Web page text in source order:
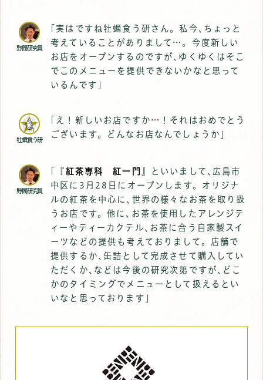
野間研究員
｢実はですね牡蠣食う研さん。私今､ちょっと
考えていることがありまして…。今度新しい
お店をオープンするのですが､ゆくゆくはそこ
でこのメニューを提供できないかなと思って
いるんです｣
牡蠣食う研
｢え！新しいお店ですか…！それはおめでとう
ございます。どんなお店なんでしょうか｣
野間研究員
｢『 紅茶専科 紅一門
』といいまして､広島市
中区に3月28日にオープンします。オリジナ
ルの紅茶を中心に､世界の様々なお茶を取り扱
うお店です。他に､お茶を使用したアレンジテ
ィーやティーカクテル､お茶に合う自家製スイ
ーツなどの提供も考えておりまして。店舗で
提供するか､缶詰として完成させて購入してい
ただくか､などは今後の研究次第ですが､どこ
かのタイミングでメニューとして扱えるとい
いなと思っております｣